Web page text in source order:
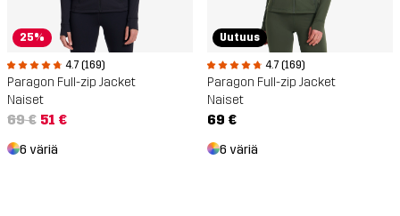
25%
4.7 (169)
Paragon Full-zip Jacket
Naiset
69 € 51 €
6 väriä
Uutuus
4.7 (169)
Paragon Full-zip Jacket
Naiset
69 €
6 väriä